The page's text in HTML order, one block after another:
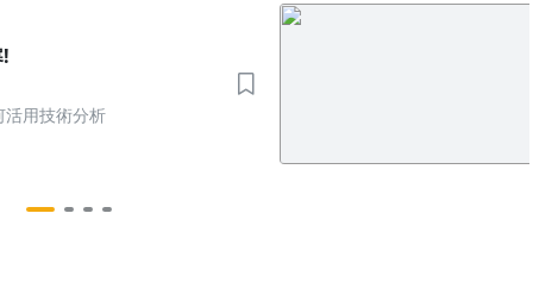
用技術分析